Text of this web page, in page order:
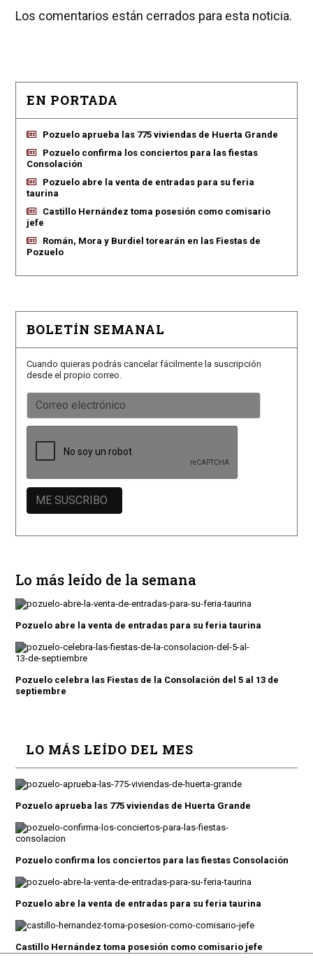
Los comentarios están cerrados para esta noticia.
EN PORTADA
Pozuelo aprueba las 775 viviendas de Huerta Grande
Pozuelo confirma los conciertos para las fiestas
Consolación
Pozuelo abre la venta de entradas para su feria
taurina
Castillo Hernández toma posesión como comisario
jefe
Román, Mora y Burdiel torearán en las Fiestas de
Pozuelo
BOLETÍN SEMANAL
Cuando quieras podrás cancelar fácilmente la suscripción
desde el propio correo.
Lo más leído de la semana
Pozuelo abre la venta de entradas para su feria taurina
Pozuelo celebra las Fiestas de la Consolación del 5 al 13 de
septiembre
LO MÁS LEÍDO DEL MES
Pozuelo aprueba las 775 viviendas de Huerta Grande
Pozuelo confirma los conciertos para las fiestas Consolación
Pozuelo abre la venta de entradas para su feria taurina
Castillo Hernández toma posesión como comisario jefe